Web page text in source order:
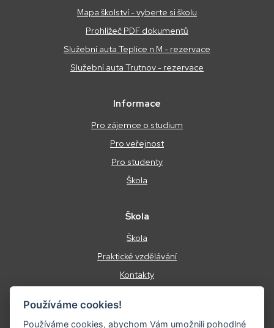
Mapa školství - vyberte si školu
Prohlížeč PDF dokumentů
Služební auta Teplice n M - rezervace
Služební auta Trutnov - rezervace
Informace
Pro zájemce o studium
Pro veřejnost
Pro studenty
Škola
Škola
Škola
Praktické vzdělávání
Kontakty
Energetický management
Používáme cookies!
Používáme cookies, abychom Vám umožnili pohodlné